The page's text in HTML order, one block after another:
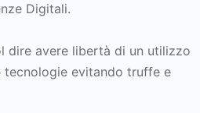
Digitali.
dire avere libertà di un utilizzo
tecnologie evitando truffe e